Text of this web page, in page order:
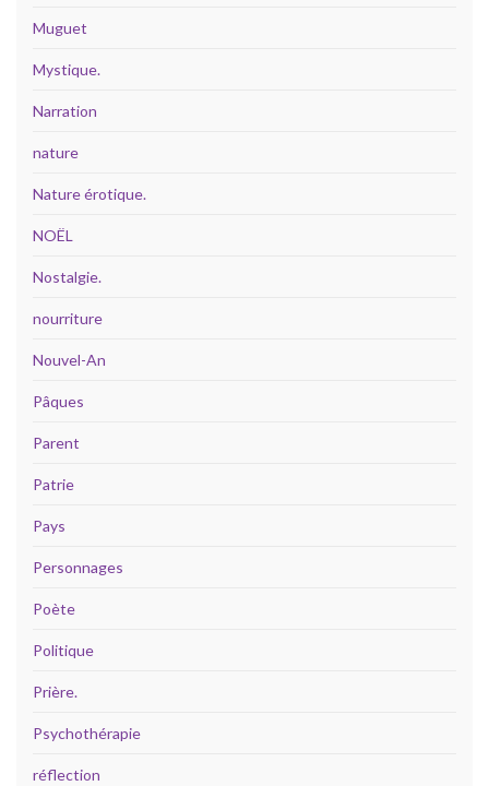
Muguet
Mystique.
Narration
nature
Nature érotique.
NOËL
Nostalgie.
nourriture
Nouvel-An
Pâques
Parent
Patrie
Pays
Personnages
Poète
Politique
Prière.
Psychothérapie
réflection